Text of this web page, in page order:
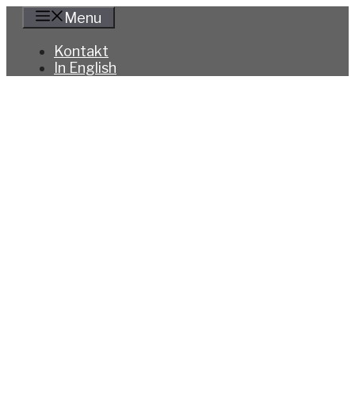
Hoppa
innehåll
Menu
Kontakt
In English